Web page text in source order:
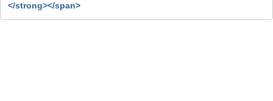
</strong></span>